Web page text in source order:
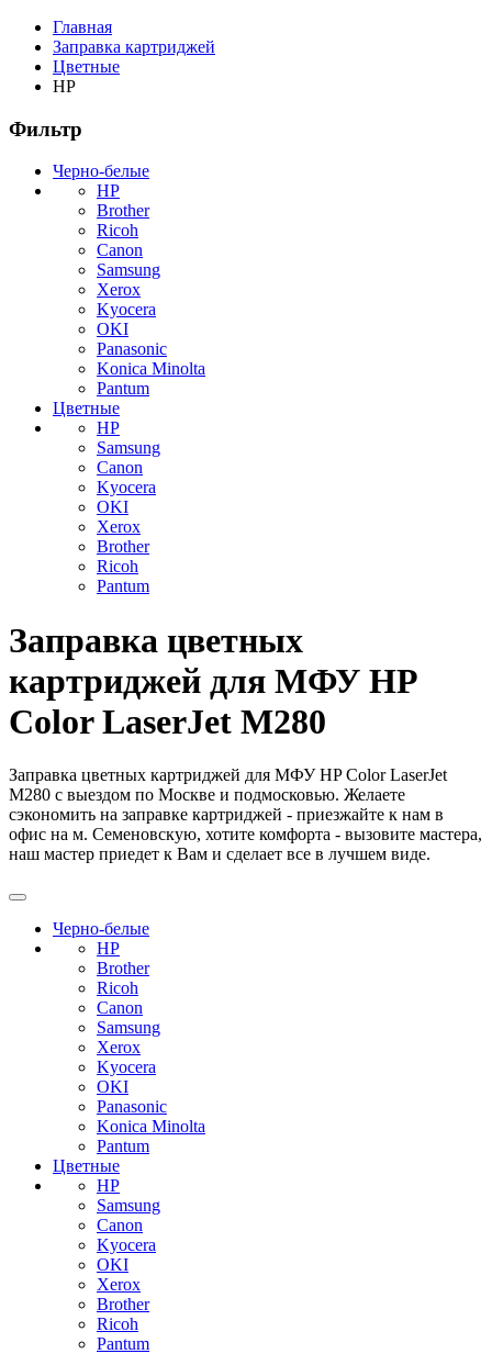
Главная
Заправка картриджей
Цветные
HP
Фильтр
Черно-белые
HP
Brother
Ricoh
Canon
Samsung
Xerox
Kyocera
OKI
Panasonic
Konica Minolta
Pantum
Цветные
HP
Samsung
Canon
Kyocera
OKI
Xerox
Brother
Ricoh
Pantum
Заправка цветных
картриджей для МФУ HP
Color LaserJet M280
Заправка цветных картриджей для МФУ HP Color LaserJet
M280 с выездом по Москве и подмосковью. Желаете
сэкономить на заправке картриджей - приезжайте к нам в
офис на м. Семеновскую, хотите комфорта - вызовите мастера,
наш мастер приедет к Вам и сделает все в лучшем виде.
Черно-белые
HP
Brother
Ricoh
Canon
Samsung
Xerox
Kyocera
OKI
Panasonic
Konica Minolta
Pantum
Цветные
HP
Samsung
Canon
Kyocera
OKI
Xerox
Brother
Ricoh
Pantum